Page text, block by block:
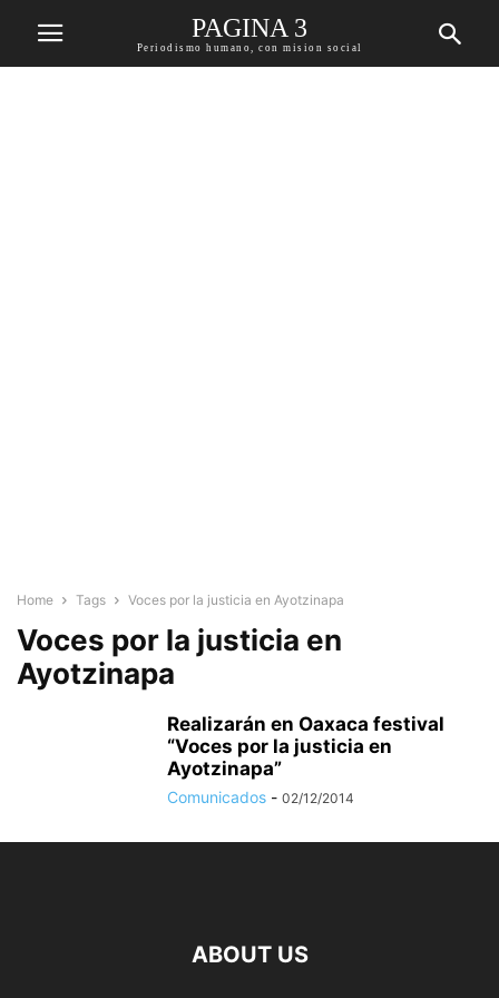
PAGINA 3
Periodismo humano, con mision social
Home Tags Voces por la justicia en Ayotzinapa
Voces por la justicia en
Ayotzinapa
Realizarán en Oaxaca festival
“Voces por la justicia en
Ayotzinapa”
Comunicados - 02/12/2014
ABOUT US